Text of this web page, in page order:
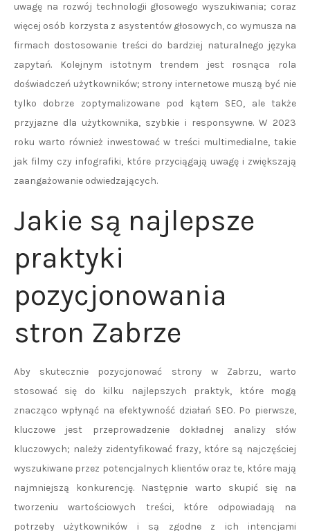
uwagę na rozwój technologii głosowego wyszukiwania; coraz
więcej osób korzysta z asystentów głosowych, co wymusza na
firmach dostosowanie treści do bardziej naturalnego języka
zapytań. Kolejnym istotnym trendem jest rosnąca rola
doświadczeń użytkowników; strony internetowe muszą być nie
tylko dobrze zoptymalizowane pod kątem SEO, ale także
przyjazne dla użytkownika, szybkie i responsywne. W 2023
roku warto również inwestować w treści multimedialne, takie
jak filmy czy infografiki, które przyciągają uwagę i zwiększają
zaangażowanie odwiedzających.
Jakie są najlepsze
praktyki
pozycjonowania
stron Zabrze
Aby skutecznie pozycjonować strony w Zabrzu, warto
stosować się do kilku najlepszych praktyk, które mogą
znacząco wpłynąć na efektywność działań SEO. Po pierwsze,
kluczowe jest przeprowadzenie dokładnej analizy słów
kluczowych; należy zidentyfikować frazy, które są najczęściej
wyszukiwane przez potencjalnych klientów oraz te, które mają
najmniejszą konkurencję. Następnie warto skupić się na
tworzeniu wartościowych treści, które odpowiadają na
potrzeby użytkowników i są zgodne z ich intencjami